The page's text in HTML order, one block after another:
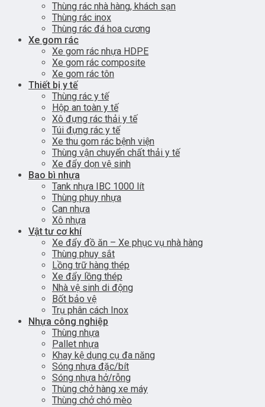
Thùng rác nhà hàng, khách sạn
Thùng rác inox
Thùng rác đá hoa cương
Xe gom rác
Xe gom rác nhựa HDPE
Xe gom rác composite
Xe gom rác tôn
Thiết bị y tế
Thùng rác y tế
Hộp an toàn y tế
Xô đựng rác thải y tế
Túi đựng rác y tế
Xe thu gom rác bệnh viện
Thùng vận chuyển chất thải y tế
Xe đẩy dọn vệ sinh
Bao bì nhựa
Tank nhựa IBC 1000 lít
Thùng phuy nhựa
Can nhựa
Xô nhựa
Vật tư cơ khí
Xe đẩy đồ ăn – Xe phục vụ nhà hàng
Thùng phuy sắt
Lồng trữ hàng thép
Xe đẩy lồng thép
Nhà vệ sinh di động
Bốt bảo vệ
Trụ phân cách Inox
Nhựa công nghiệp
Thùng nhựa
Pallet nhựa
Khay kệ dụng cụ đa năng
Sóng nhựa đặc/bít
Sóng nhựa hở/rỗng
Thùng chở hàng xe máy
Thùng chở chó mèo